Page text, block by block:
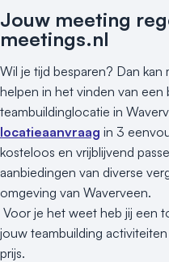
Jouw meeting
meetings.nl
Wil je tijd besparen? Dan
helpen in het vinden van een
teambuildinglocatie in
locatieaanvraag in 3
kosteloos en vrijblijvend
aanbiedingen van diverse
omgeving van Waverveen.
Voor je het weet heb jij een
jouw teambuilding
prijs.